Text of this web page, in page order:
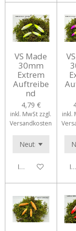
VS Made
30mm
Extrem
Auftreibe
nd
4,79 €
inkl. MwSt zzgl.
Versandkosten
In den Warenkorb
inkl.